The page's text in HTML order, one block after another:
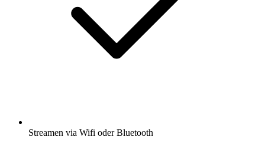
Streamen via Wifi oder Bluetooth